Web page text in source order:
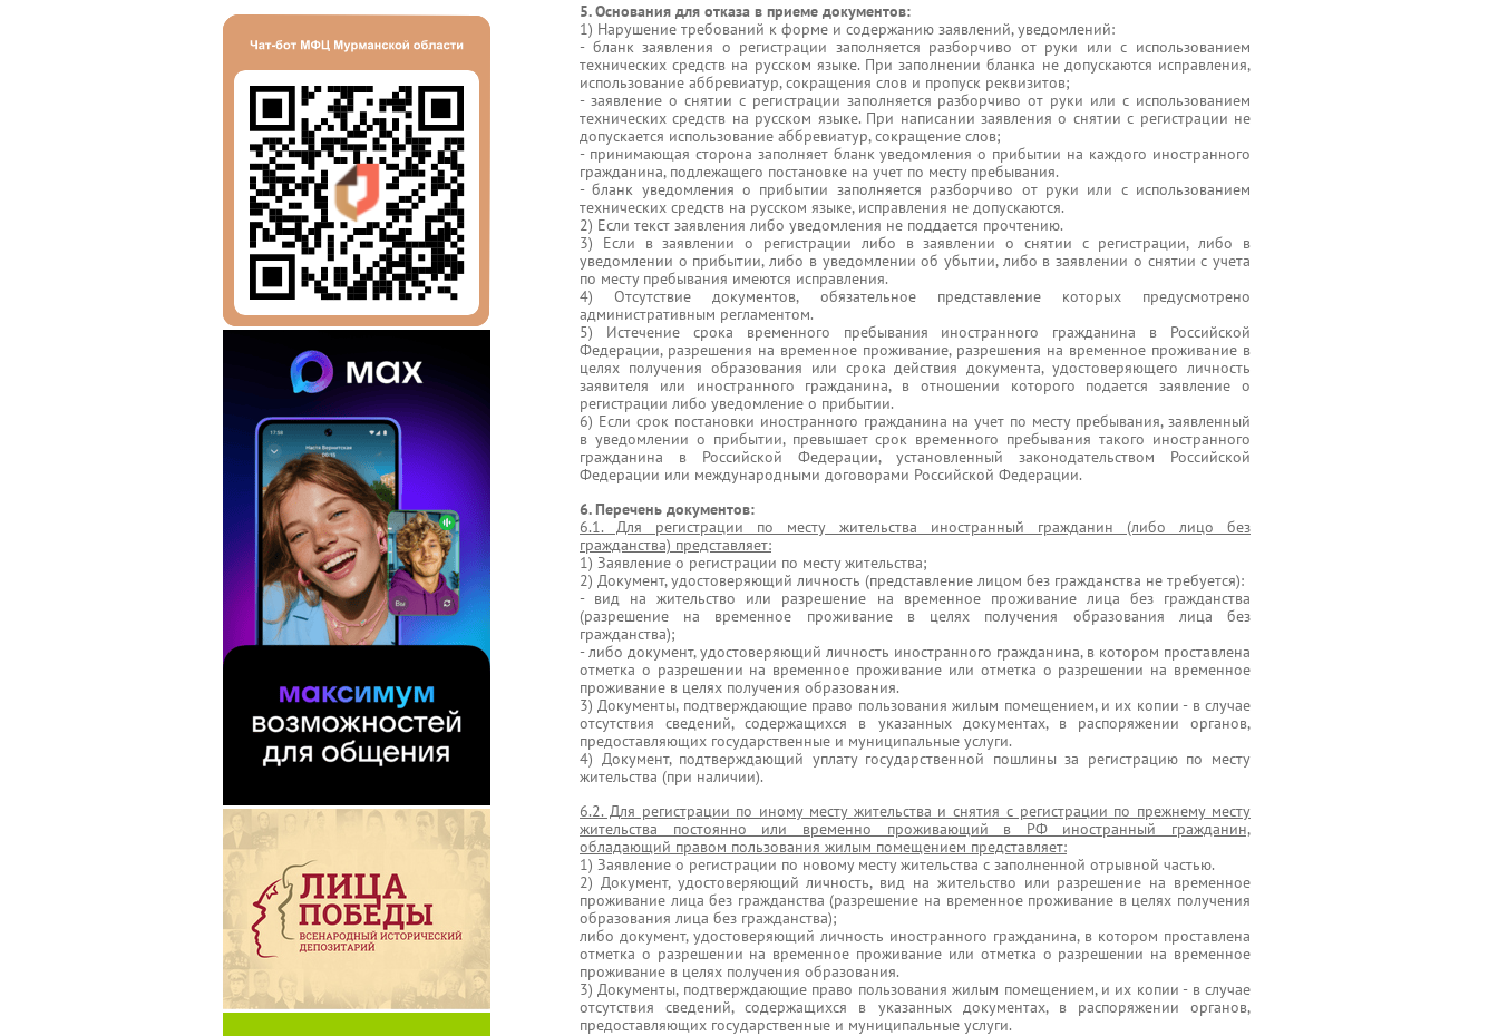
5. Основания для отказа в приеме документов:
1) Нарушение требований к форме и содержанию заявлений, уведомлений:
- бланк заявления о регистрации заполняется разборчиво от руки или с использованием
технических средств на русском языке. При заполнении бланка не допускаются исправления,
использование аббревиатур, сокращения слов и пропуск реквизитов;
- заявление о снятии с регистрации заполняется разборчиво от руки или с использованием
технических средств на русском языке. При написании заявления о снятии с регистрации не
допускается использование аббревиатур, сокращение слов;
- принимающая сторона заполняет бланк уведомления о прибытии на каждого иностранного
гражданина, подлежащего постановке на учет по месту пребывания.
- бланк уведомления о прибытии заполняется разборчиво от руки или с использованием
технических средств на русском языке, исправления не допускаются.
2) Если текст заявления либо уведомления не поддается прочтению.
3) Если в заявлении о регистрации либо в заявлении о снятии с регистрации, либо в
уведомлении о прибытии, либо в уведомлении об убытии, либо в заявлении о снятии с учета
по месту пребывания имеются исправления.
4) Отсутствие документов, обязательное представление которых предусмотрено
административным регламентом.
5) Истечение срока временного пребывания иностранного гражданина в Российской
Федерации, разрешения на временное проживание, разрешения на временное проживание в
целях получения образования или срока действия документа, удостоверяющего личность
заявителя или иностранного гражданина, в отношении которого подается заявление о
регистрации либо уведомление о прибытии.
6) Если срок постановки иностранного гражданина на учет по месту пребывания, заявленный
в уведомлении о прибытии, превышает срок временного пребывания такого иностранного
гражданина в Российской Федерации, установленный законодательством Российской
Федерации или международными договорами Российской Федерации.
6. Перечень документов:
6.1. Для регистрации по месту жительства иностранный гражданин (либо лицо без
гражданства) представляет:
1) Заявление о регистрации по месту жительства;
2) Документ, удостоверяющий личность (представление лицом без гражданства не требуется):
- вид на жительство или разрешение на временное проживание лица без гражданства
(разрешение на временное проживание в целях получения образования лица без
гражданства);
- либо документ, удостоверяющий личность иностранного гражданина, в котором проставлена
отметка о разрешении на временное проживание или отметка о разрешении на временное
проживание в целях получения образования.
3) Документы, подтверждающие право пользования жилым помещением, и их копии - в случае
отсутствия сведений, содержащихся в указанных документах, в распоряжении органов,
предоставляющих государственные и муниципальные услуги.
4) Документ, подтверждающий уплату государственной пошлины за регистрацию по месту
жительства (при наличии).
6.2. Для регистрации по иному месту жительства и снятия с регистрации по прежнему месту
жительства постоянно или временно проживающий в РФ иностранный гражданин,
обладающий правом пользования жилым помещением представляет:
1) Заявление о регистрации по новому месту жительства с заполненной отрывной частью.
2) Документ, удостоверяющий личность, вид на жительство или разрешение на временное
проживание лица без гражданства (разрешение на временное проживание в целях получения
образования лица без гражданства);
либо документ, удостоверяющий личность иностранного гражданина, в котором проставлена
отметка о разрешении на временное проживание или отметка о разрешении на временное
проживание в целях получения образования.
3) Документы, подтверждающие право пользования жилым помещением, и их копии - в случае
отсутствия сведений, содержащихся в указанных документах, в распоряжении органов,
предоставляющих государственные и муниципальные услуги.